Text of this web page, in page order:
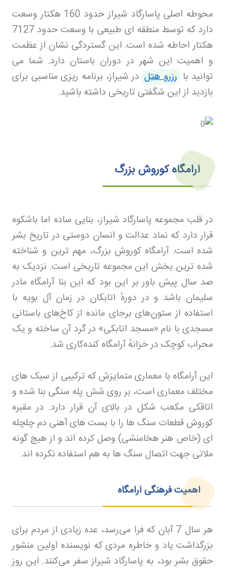
محوطه اصلی پاسارگاد شیراز حدود 160 هکتار وسعت
دارد که توسط منطقه ای طبیعی با وسعت حدود 7127
هکتار احاطه شده است. این گستردگی نشان از عظمت
و اهمیت این شهر در دوران باستان دارد. شما می
توانید با رزرو هتل در شیراز، برنامه ریزی مناسبی برای
بازدید از این شگفتی تاریخی داشته باشید.
آرامگاه کوروش بزرگ
در قلب مجموعه پاسارگاد شیراز، بنایی ساده اما باشکوه
قرار دارد که نماد عدالت و انسان دوستی در تاریخ بشر
شده است. آرامگاه کوروش بزرگ، مهم ترین و شناخته
شده ترین بخش این مجموعه تاریخی است. نزدیک به
صد سال پیش باور بر این بود که این بنا آرامگاه مادر
سلیمان باشد و در دورهٔ اتابکان در زمان آل بویه با
استفاده از ستون‌های برجای مانده از کاخ‌های باستانی
مسجدی با نام «مسجد اتابکی» در گرد آن ساخته و یک
محراب کوچک در خزانهٔ آرامگاه کنده‌کاری شد.
این آرامگاه با معماری متمایزش که ترکیبی از سبک های
مختلف معماری است، بر روی شش پله سنگی بنا شده و
اتاقکی مکعب شکل در بالای آن قرار دارد. در مقبره
کوروش قطعات سنگ ها را با بست های آهنی دم چلچله
ای (خاص هنر هخامنشی) وصل کرده اند و از هیچ گونه
ملاتی جهت اتصال سنگ ها به هم استفاده نکرده اند.
اهمیت فرهنگی آرامگاه
هر سال 7 آبان که فرا می‌رسد، عده زیادی از مردم برای
بزرگداشت یاد و خاطره مردی که نویسنده اولین منشور
حقوق بشر بود، به پاسارگاد شیراز سفر می‌کنند. این روز